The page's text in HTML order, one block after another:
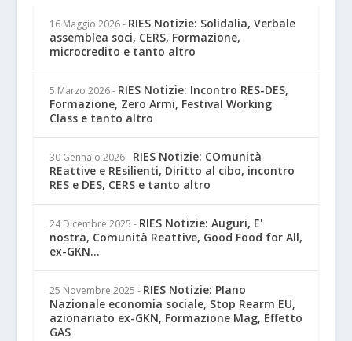
16 Maggio 2026 - RIES Notizie: Solidalia, Verbale
assemblea soci, CERS, Formazione,
microcredito e tanto altro
5 Marzo 2026 - RIES Notizie: Incontro RES-DES,
Formazione, Zero Armi, Festival Working
Class e tanto altro
30 Gennaio 2026 - RIES Notizie: COmunità
REattive e REsilienti, Diritto al cibo, incontro
RES e DES, CERS e tanto altro
24 Dicembre 2025 - RIES Notizie: Auguri, E'
nostra, Comunità Reattive, Good Food for All,
ex-GKN...
25 Novembre 2025 - RIES Notizie: PIano
Nazionale economia sociale, Stop Rearm EU,
azionariato ex-GKN, Formazione Mag, Effetto
GAS